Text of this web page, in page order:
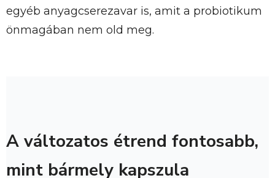
egyéb anyagcserezavar is, amit a probiotikum
önmagában nem old meg.
A változatos étrend fontosabb,
mint bármely kapszula